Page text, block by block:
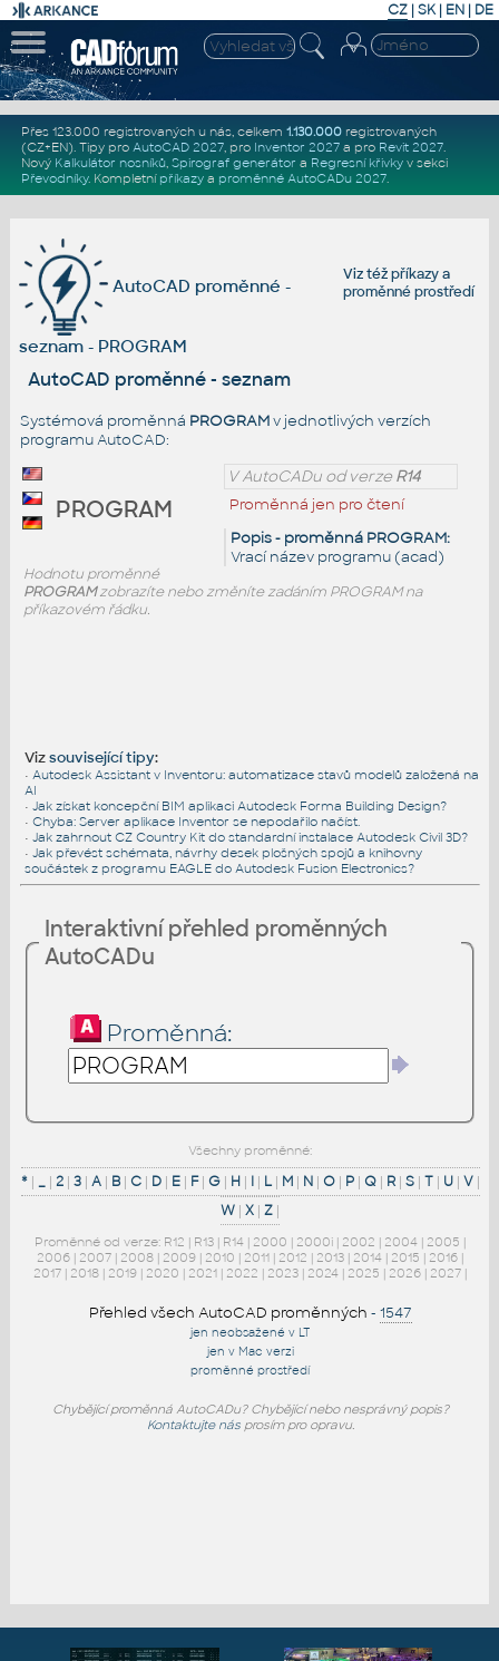
CZ | SK| EN | DE
Přes 123.000 registrovaných u nás, celkem 1.130.000registrovaných
(CZ+EN). Tipy pro AutoCAD 2027, pro Inventor 2027a pro Revit 2027.
Nový Kalkulátor nosníků, Spirograf generátor a Regresní křivkyv sekci
Převodníky. Kompletní příkazya proměnné AutoCADu 2027.
Viz téžpříkazya
proměnné prostředí
AutoCAD proměnné -
seznam - PROGRAM
AutoCAD proměnné - seznam
Systémová proměnná PROGRAMv jednotlivých verzích
programu AutoCAD:
V AutoCADu od verzeR14
Proměnná jen pro čtení
Popis - proměnná PROGRAM:
Vrací název programu (acad)
PROGRAM
Hodnotu proměnné
PROGRAMzobrazíte nebo změníte zadáním PROGRAM na
příkazovém řádku.
Vizsouvisející tipy:
• Autodesk Assistant v Inventoru: automatizace stavů modelů založená na
AI
• Jak získat koncepční BIM aplikaci Autodesk Forma Building Design?
• Chyba: Server aplikace Inventor se nepodařilo načíst.
• Jak zahrnout CZ Country Kit do standardní instalace Autodesk Civil 3D?
• Jak převést schémata, návrhy desek plošných spojů a knihovny
součástek z programu EAGLE do Autodesk Fusion Electronics?
Interaktivní přehled proměnných
AutoCADu
Proměnná:
Všechny proměnné:
*| _| 2| 3| A| B| C| D| E| F| G| H| I| L| M| N| O| P| Q| R| S| T| U| V|
W | X | Z |
Proměnné od verze: R12 | R13 | R14 | 2000 | 2000i | 2002 | 2004 | 2005 |
2006 | 2007 | 2008 | 2009 | 2010 | 2011 | 2012 | 2013 | 2014 | 2015 | 2016 |
2017 | 2018 | 2019 | 2020 | 2021 | 2022 | 2023 | 2024 | 2025 | 2026 | 2027 |
Přehled všech AutoCAD proměnných - 1547
jen neobsažené v LT
jen v Mac verzi
proměnné prostředí
Chybějící proměnná AutoCADu? Chybějící nebo nesprávný popis?
Kontaktujte násprosím pro opravu.